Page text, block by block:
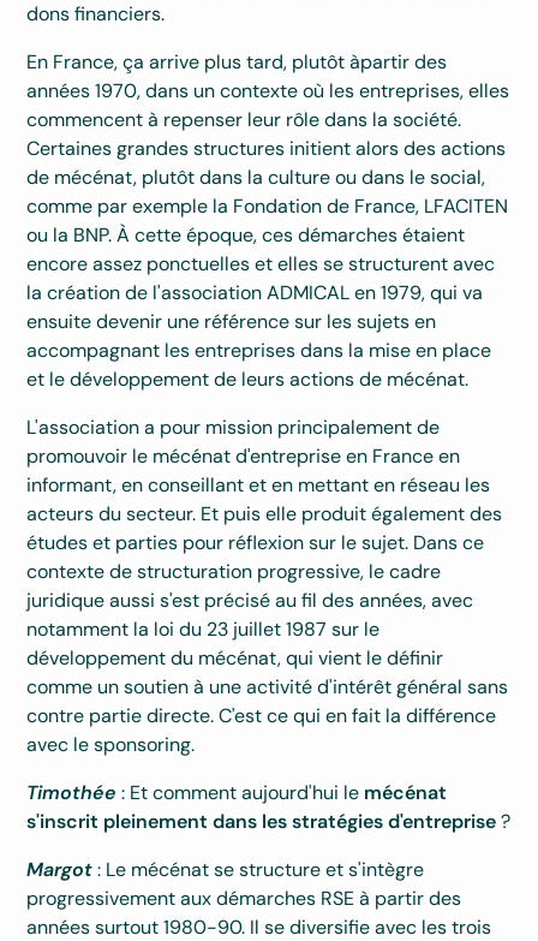
dons financiers.
En France, ça arrive plus tard, plutôt àpartir des
années 1970, dans un contexte où les entreprises, elles
commencent à repenser leur rôle dans la société.
Certaines grandes structures initient alors des actions
de mécénat, plutôt dans la culture ou dans le social,
comme par exemple la Fondation de France, LFACITEN
ou la BNP. À cette époque, ces démarches étaient
encore assez ponctuelles et elles se structurent avec
la création de l'association ADMICAL en 1979, qui va
ensuite devenir une référence sur les sujets en
accompagnant les entreprises dans la mise en place
et le développement de leurs actions de mécénat.
L'association a pour mission principalement de
promouvoir le mécénat d'entreprise en France en
informant, en conseillant et en mettant en réseau les
acteurs du secteur. Et puis elle produit également des
études et parties pour réflexion sur le sujet. Dans ce
contexte de structuration progressive, le cadre
juridique aussi s'est précisé au fil des années, avec
notamment la loi du 23 juillet 1987 sur le
développement du mécénat, qui vient le définir
comme un soutien à une activité d'intérêt général sans
contre partie directe. C'est ce qui en fait la différence
avec le sponsoring.
Timothée: Et comment aujourd'hui le mécénat
s'inscrit pleinement dans les stratégies d'entreprise?
Margot: Le mécénat se structure et s'intègre
progressivement aux démarches RSE à partir des
années surtout 1980-90. Il se diversifie avec les trois